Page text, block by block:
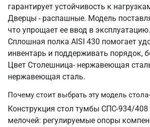
гарантирует устойчивость к
Дверцы - распашные. Модель
что упрощает ее ввод в
Сплошная полка AISI 430 помогает
инвентарь и поддерживать порядок,
Цвет Столешница- нержавеющая
нержавеющая сталь.
Почему стоит выбрать эту модель
Конструкция стол тумбы СПС-934/
мелочей: регулируемые опоры